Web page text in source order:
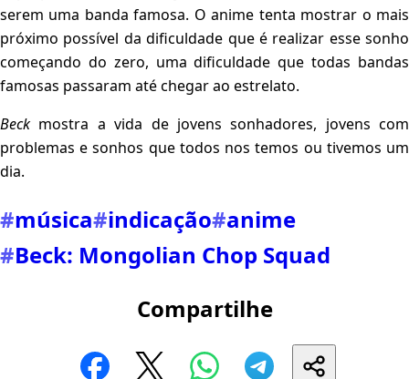
serem uma banda famosa. O anime tenta mostrar o mais
próximo possível da dificuldade que é realizar esse sonho
começando do zero, uma dificuldade que todas bandas
famosas passaram até chegar ao estrelato.
Beck mostra a vida de jovens sonhadores, jovens com
problemas e sonhos que todos nos temos ou tivemos um
dia.
#música#indicação#anime
#Beck: Mongolian Chop Squad
Compartilhe